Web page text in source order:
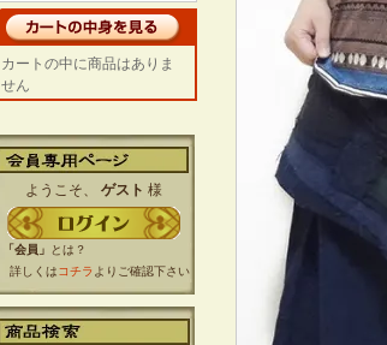
カートの中に商品はありま
せん
ようこそ、 ゲスト 様
「会員」
とは？
詳しくはコチラ よりご確認下さい